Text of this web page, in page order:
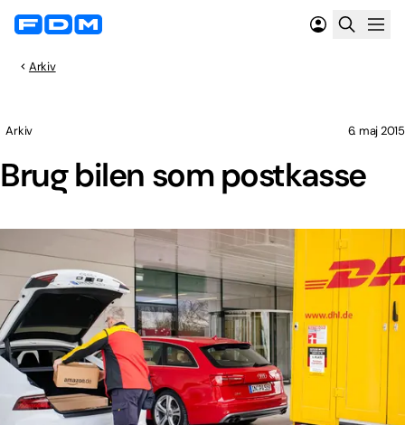
Arkiv
Brug bilen som postkasse
Arkiv 6. maj 2015